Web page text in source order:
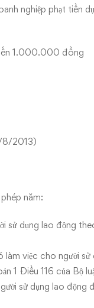
nghiệp phạt tiền
1.000.000 đồng
8/2013)
năm:
sử dụng lao động
việc cho người sử
1 Điều 116 của Bộ
sử dụng lao